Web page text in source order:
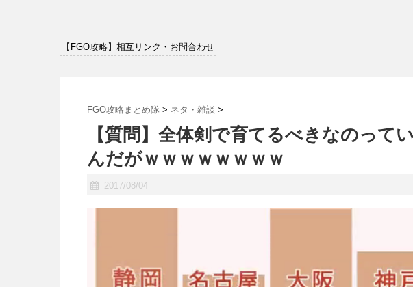
【FGO攻略】相互リンク・お問合わせ
FGO攻略まとめ隊 > ネタ・雑談 >
【質問】全体剣で育てるべきなのって
んだがｗｗｗｗｗｗｗｗ
2017/08/04